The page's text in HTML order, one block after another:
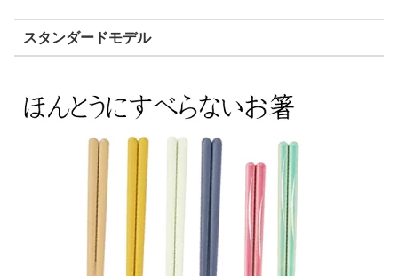
スタンダードモデル